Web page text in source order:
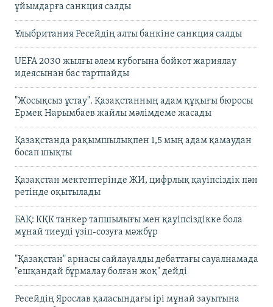
ұйымдарға санкция салды
Ұлыбритания Ресейдің алты банкіне санкция салды
UEFA 2030 жылғы әлем кубогына бойкот жариялау
идеясынан бас тартпайды
"Жосықсыз ұстау". Қазақстанның адам құқығы бюросы
Ермек Нарымбаев жайлы мәлімдеме жасады
Қазақстанда рақымшылықпен 1,5 мың адам қамаудан
босап шықты
Қазақстан мектептерінде ЖИ, цифрлық қауіпсіздік пән
ретінде оқытылады
БАҚ: КҚК танкер тапшылығы мен қауіпсіздікке бола
мұнай тиеуді үзіп-созуға мәжбүр
"Қазақстан" арнасы сайлауалды дебаттағы сауалнамада
"ешқандай бұрмалау болған жоқ" дейді
Ресейдің Ярослав қаласындағы ірі мұнай зауытына